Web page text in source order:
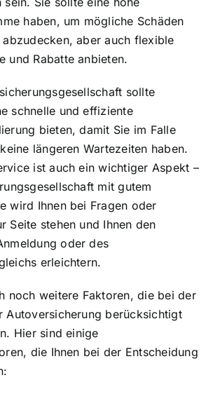
haben, um mögliche Schäden
aber auch flexible
und Rabatte anbieten.
sollte
schnelle und effiziente
bieten, damit Sie im Falle
längeren Wartezeiten haben.
ist auch ein wichtiger Aspekt –
mit gutem
wird Ihnen bei Fragen oder
Seite stehen und Ihnen den
oder des
erleichtern.
noch weitere Faktoren, die bei der
Autoversicherung berücksichtigt
Hier sind einige
die Ihnen bei der Entscheidung